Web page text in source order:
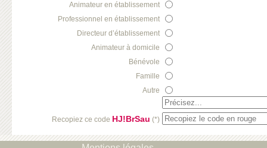
Animateur en établissement
Professionnel en établissement
Directeur d’établissement
Animateur à domicile
Bénévole
Famille
Autre
Recopiez ce code HJ!BrSau (*)